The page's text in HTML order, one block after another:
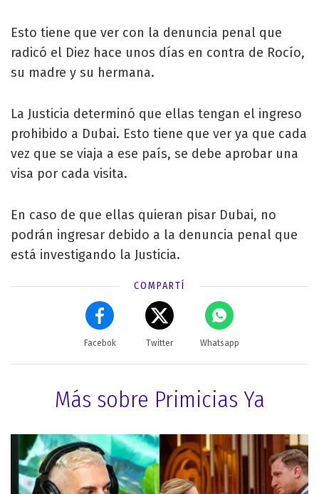
Esto tiene que ver con la denuncia penal que
radicó el Diez hace unos días en contra de Rocío,
su madre y su hermana.
La Justicia determinó que ellas tengan el ingreso
prohibido a Dubai. Esto tiene que ver ya que cada
vez que se viaja a ese país, se debe aprobar una
visa por cada visita.
En caso de que ellas quieran pisar Dubai, no
podrán ingresar debido a la denuncia penal que
está investigando la Justicia.
COMPARTÍ
Facebok Twitter Whatsapp
Más sobre Primicias Ya